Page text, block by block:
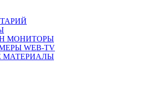
МОНИТОРЫ
WEB-TV
МАТЕРИАЛЫ